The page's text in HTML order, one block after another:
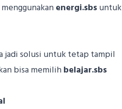
energi.sbsuntuk
jadi solusi untuk tetap tampil
bisa memilihbelajar.sbs